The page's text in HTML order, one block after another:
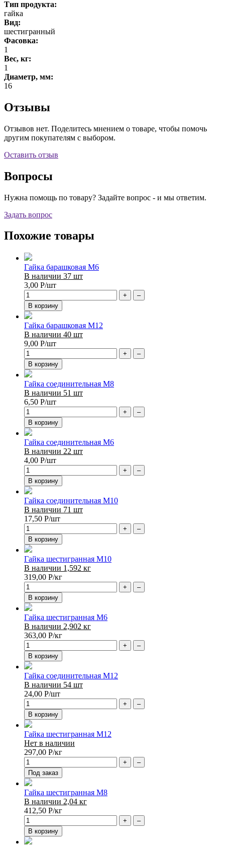
Тип продукта:
гайка
Вид:
шестигранный
Фасовка:
1
Вес, кг:
1
Диаметр, мм:
16
Отзывы
Отзывов нет. Поделитесь мнением о товаре, чтобы помочь
другим покупателям с выбором.
Оставить отзыв
Вопросы
Нужна помощь по товару? Задайте вопрос - и мы ответим.
Задать вопрос
Похожие товары
Гайка барашковая М6
В наличии 37 шт
3,00 Р/шт
+
–
В корзину
Гайка барашковая М12
В наличии 40 шт
9,00 Р/шт
+
–
В корзину
Гайка соединительная М8
В наличии 51 шт
6,50 Р/шт
+
–
В корзину
Гайка соединительная М6
В наличии 22 шт
4,00 Р/шт
+
–
В корзину
Гайка соединительная М10
В наличии 71 шт
17,50 Р/шт
+
–
В корзину
Гайка шестигранная М10
В наличии 1,592 кг
319,00 Р/кг
+
–
В корзину
Гайка шестигранная М6
В наличии 2,902 кг
363,00 Р/кг
+
–
В корзину
Гайка соединительная М12
В наличии 54 шт
24,00 Р/шт
+
–
В корзину
Гайка шестигранная М12
Нет в наличии
297,00 Р/кг
+
–
Под заказ
Гайка шестигранная М8
В наличии 2,04 кг
412,50 Р/кг
+
–
В корзину